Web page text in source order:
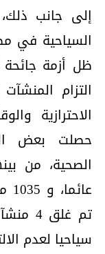
إلى جانب
السياحية في
ظل أزمة جائحة
التزام
الاحترازية
حصلت بعض
سياحيا لعدم